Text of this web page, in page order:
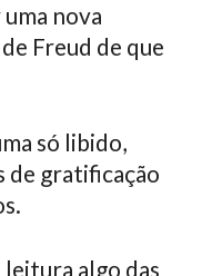
nova
Freud de que
só libido,
de gratificação
algo das